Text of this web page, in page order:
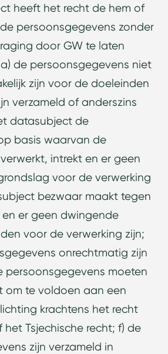
heeft het recht de hem of
persoonsgegevens zonder
door GW te laten
de persoonsgegevens niet
zijn voor de doeleinden
verzameld of anderszins
datasubject de
basis waarvan de
intrekt en er geen
voor de verwerking
bezwaar maakt tegen
er geen dwingende
voor de verwerking zijn;
onrechtmatig zijn
persoonsgegevens moeten
om te voldoen aan een
krachtens het recht
Tsjechische recht; f) de
zijn verzameld in